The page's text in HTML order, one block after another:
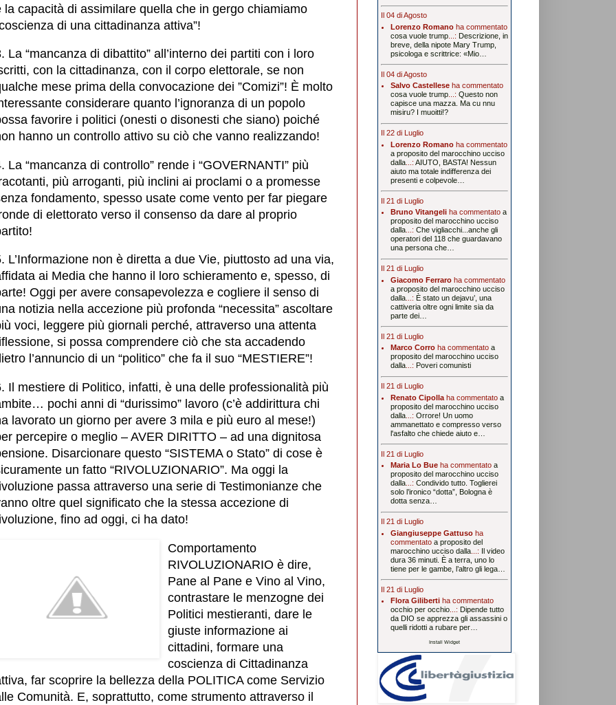
la capacità di assimilare quella che in gergo chiamiamo
di una cittadinanza attiva”!
La “mancanza di dibattito” all’interno dei partiti con i loro
con la cittadinanza, con il corpo elettorale, se non
mese prima della convocazione dei ”Comizi”! È molto
considerare quanto l’ignoranza di un popolo
favorire i politici (onesti o disonesti che siano) poiché
hanno un controllo attivo su ciò che vanno realizzando!
La “mancanza di controllo” rende i “GOVERNANTI” più
più arroganti, più inclini ai proclami o a promesse
fondamento, spesso usate come vento per far piegare
di elettorato verso il consenso da dare al proprio
L’Informazione non è diretta a due Vie, piuttosto ad una via,
ai Media che hanno il loro schieramento e, spesso, di
Oggi per avere consapevolezza e cogliere il senso di
notizia nella accezione più profonda “necessita” ascoltare
voci, leggere più giornali perché, attraverso una attenta
si possa comprendere ciò che sta accadendo
l’annuncio di un “politico” che fa il suo “MESTIERE”!
Il mestiere di Politico, infatti, è una delle professionalità più
pochi anni di “durissimo” lavoro (c’è addirittura chi
lavorato un giorno per avere 3 mila e più euro al mese!)
percepire o meglio – AVER DIRITTO – ad una dignitosa
Disarcionare questo “SISTEMA o Stato” di cose è
un fatto “RIVOLUZIONARIO”. Ma oggi la
passa attraverso una serie di Testimonianze che
oltre quel significato che la stessa accezione di
fino ad oggi, ci ha dato!
Comportamento
RIVOLUZIONARIO è dire,
Pane al Pane e Vino al Vino,
contrastare le menzogne dei
Politici mestieranti, dare le
giuste informazione ai
cittadini, formare una
coscienza di Cittadinanza
far scoprire la bellezza della POLITICA come Servizio
Comunità. E, soprattutto, come strumento attraverso il
Il 04 di Agosto
Lorenzo Romanoha commentato
cosa vuole trump...: Descrizione, in
breve, della nipote Mary Trump,
psicologa e scrittrice: «Mio…
Il 04 di Agosto
Salvo Castelleseha commentato
cosa vuole trump...: Questo non
capisce una mazza. Ma cu nnu
misiru? I muoitti!?
Il 22 di Luglio
Lorenzo Romanoha commentato
a proposito del marocchino ucciso
dalla...: AIUTO, BASTA! Nessun
aiuto ma totale indifferenza dei
presenti e colpevole…
Il 21 di Luglio
Bruno Vitangeliha commentato a
proposito del marocchino ucciso
dalla...: Che vigliacchi...anche gli
operatori del 118 che guardavano
una persona che…
Il 21 di Luglio
Giacomo Ferraroha commentato
a proposito del marocchino ucciso
dalla...: È stato un dejavu’, una
cattiveria oltre ogni limite sia da
parte dei…
Il 21 di Luglio
Marco Corroha commentato a
proposito del marocchino ucciso
dalla...: Poveri comunisti
Il 21 di Luglio
Renato Cipollaha commentato a
proposito del marocchino ucciso
dalla...: Orrore! Un uomo
ammanettato e compresso verso
l'asfalto che chiede aiuto e…
Il 21 di Luglio
Maria Lo Bueha commentato a
proposito del marocchino ucciso
dalla...: Condivido tutto. Toglierei
solo l’ironico “dotta”, Bologna è
dotta senza…
Il 21 di Luglio
Giangiuseppe Gattusoha
commentato a proposito del
marocchino ucciso dalla...: Il video
dura 36 minuti. È a terra, uno lo
tiene per le gambe, l’altro gli lega…
Il 21 di Luglio
Flora Gilibertiha commentato
occhio per occhio...: Dipende tutto
da DIO se apprezza gli assassini o
quelli ridotti a rubare per…
Install Widget